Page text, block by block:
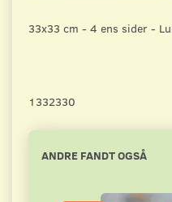
33x33 cm - 4 ens sider -
1332330
ANDRE FANDT OGSÅ